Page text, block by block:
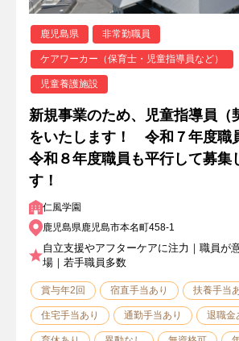
鹿児島県 非常勤職員
ケアワーカー（保育士・児童指導員など）
児童養護施設
新規事業のため、児童指導員（
をいたします！ 令和７年度職
令和８年度職員も平行して募集
す！
仁風学園
鹿児島県鹿児島市本名町458-1
自立支援やアフターケアに注力｜職員が
場｜若手職員多数
賞与年2回 宿直手当あり 扶養手当
住宅手当あり 通勤手当あり 退職金